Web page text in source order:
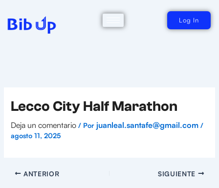
contenido
Log In
Lecco City Half Marathon
Deja un comentario / Por juanleal.santafe@gmail.com /
agosto 11, 2025
ANTERIOR SIGUIENTE